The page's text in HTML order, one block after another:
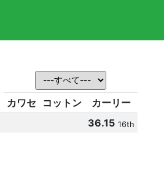
カワセ コットン
カーリー
36.15 16th